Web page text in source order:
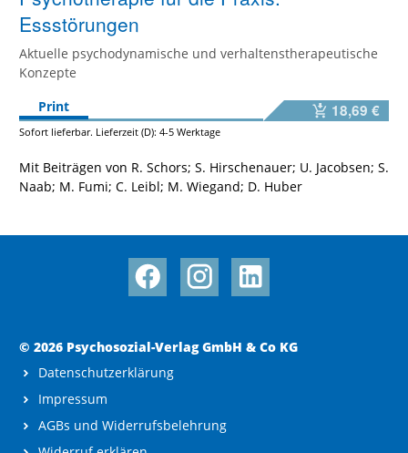
Essstörungen
Aktuelle psychodynamische und verhaltenstherapeutische
Konzepte
Print
18,69 €
Sofort lieferbar. Lieferzeit (D): 4-5 Werktage
Mit Beiträgen von R. Schors; S. Hirschenauer; U. Jacobsen; S.
Naab; M. Fumi; C. Leibl; M. Wiegand; D. Huber
© 2026 Psychosozial-Verlag GmbH & Co KG
Datenschutzerklärung
Impressum
AGBs und Widerrufsbelehrung